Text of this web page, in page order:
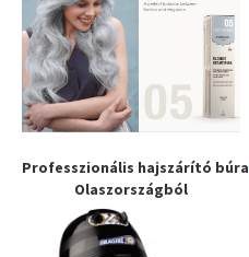
Professzionális hajszárító búra
Olaszországból